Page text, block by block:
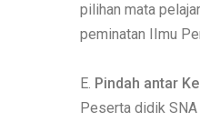
pilihan mata
peminatan IImu
E. Pindah antar
Peserta didik